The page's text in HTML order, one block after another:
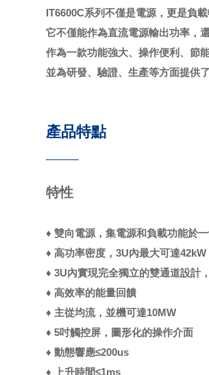
IT6600C系列不僅是電源，更是負
它不僅能作為直流電源輸出功率，
作為一款功能強大、操作便利、節
並為研發、驗證、生產等方面提供
產品特點
特性
♦ 雙向電源，集電源和負載功能於
♦ 高功率密度，3U內最大可達42kW
♦ 3U內實現完全獨立的雙通道設計
♦ 高效率的能量回饋
♦ 主從均流，並機可達10MW
♦ 5吋觸控屏，圖形化的操作介面
♦ 動態響應≤200us
♦ 上升時間≤1ms